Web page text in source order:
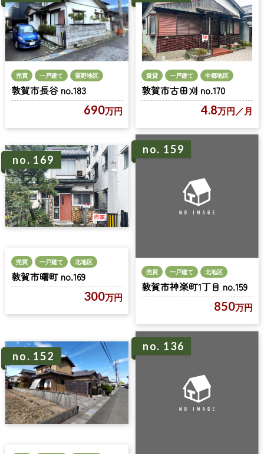
売買 一戸建て 粟野地区
敦賀市長谷 no.183
690万円
賃貸 一戸建て 中郷地区
敦賀市古田刈 no.170
4.8万円 ／月
no. 169
売買 一戸建て 北地区
敦賀市曙町 no.169
300万円
no. 159
売買 一戸建て 北地区
敦賀市神楽町1丁目 no.159
850万円
no. 152
no. 136